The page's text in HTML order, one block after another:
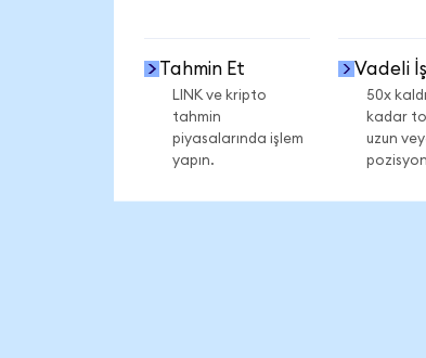
Tahmin Et
LINK ve kripto
tahmin
piyasalarında işlem
yapın.
Vadeli
50x
kadar
uzun